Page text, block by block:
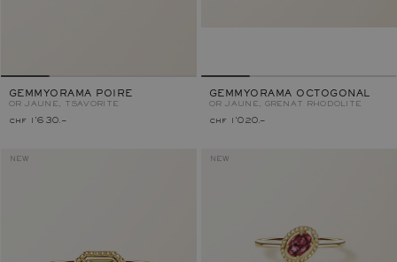
GEMMYORAMA POIRE
OR JAUNE, TSAVORITE
chf 1'630.–
GEMMYORAMA OCTOGONAL
OR JAUNE, GRENAT RHODOLITE
chf 1'020.–
NEW NEW